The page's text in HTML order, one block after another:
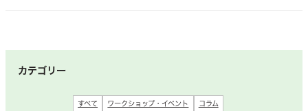
カテゴリー
すべて ワークショップ・イベント コラム